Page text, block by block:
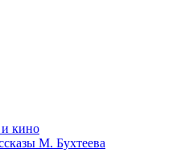
кино
М. Бухтеева